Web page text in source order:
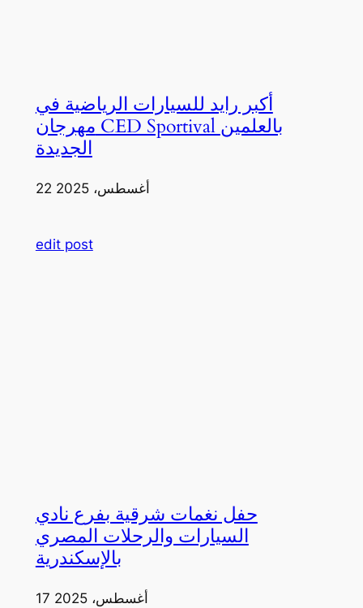
أكبر رايد للسيارات الرياضية في
مهرجان CED Sportival بالعلمين
الجديدة
22 أغسطس، 2025
edit post
حفل نغمات شرقية بفرع نادي
السيارات والرحلات المصري
بالإسكندرية
17 أغسطس، 2025